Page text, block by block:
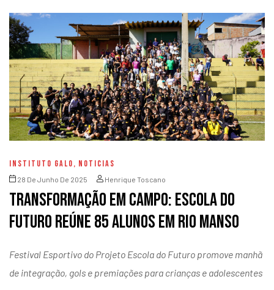
INSTITUTO GALO, NOTICIAS
28 De Junho De 2025 Henrique Toscano
Transformação em campo: Escola do
Futuro reúne 85 alunos em Rio Manso
Festival Esportivo do Projeto Escola do Futuro promove manhã
de integração, gols e premiações para crianças e adolescentes